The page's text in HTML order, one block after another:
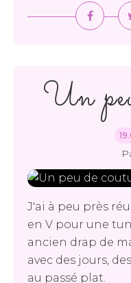
Un
J'ai à peu près
en V pour une
ancien drap de
avec des jours,
au passé plat.